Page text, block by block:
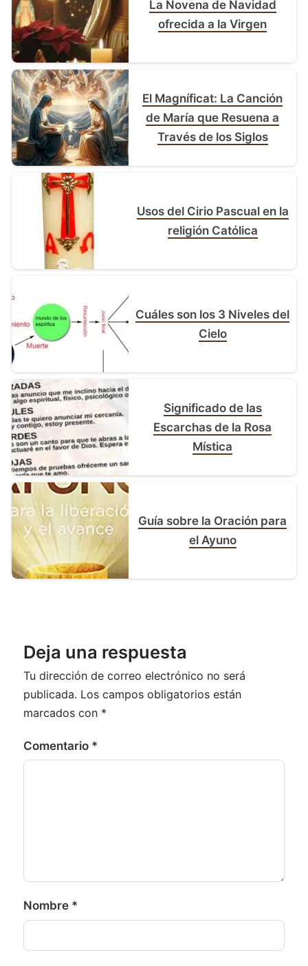
La Novena de Navidad
ofrecida a la Virgen
El Magníficat: La Canción
de María que Resuena a
Través de los Siglos
Usos del Cirio Pascual en la
religión Católica
Cuáles son los 3 Niveles del
Cielo
Significado de las
Escarchas de la Rosa
Mística
Guía sobre la Oración para
el Ayuno
Deja una respuesta
Tu dirección de correo electrónico no será
publicada. Los campos obligatorios están
marcados con *
Comentario *
Nombre *